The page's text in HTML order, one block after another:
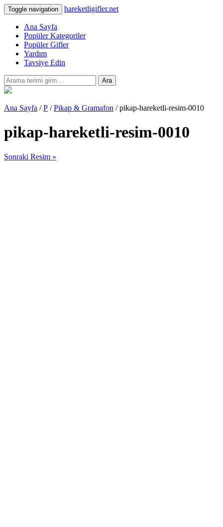
Toggle navigation hareketligifler.net
Ana Sayfa
Popüler Kategoriler
Popüler Gifler
Yardım
Tavsiye Edin
Ara
Ana Sayfa /P /Pikap & Gramafon / pikap-hareketli-resim-0010
pikap-hareketli-resim-0010
Sonraki Resim »